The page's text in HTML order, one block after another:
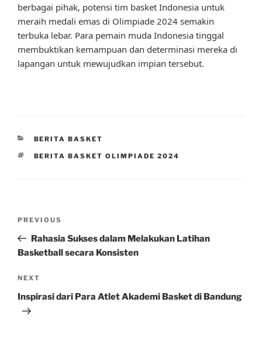
berbagai pihak, potensi tim basket Indonesia untuk
meraih medali emas di Olimpiade 2024 semakin
terbuka lebar. Para pemain muda Indonesia tinggal
membuktikan kemampuan dan determinasi mereka di
lapangan untuk mewujudkan impian tersebut.
CATEGORIES
BERITA BASKET
TAGS
BERITA BASKET OLIMPIADE 2024
Previous
Post
PREVIOUS
Rahasia Sukses dalam Melakukan Latihan
Basketball secara Konsisten
Next
Post
NEXT
Inspirasi dari Para Atlet Akademi Basket di Bandung